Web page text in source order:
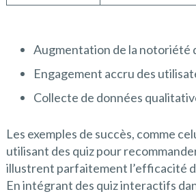
Augmentation de la notoriété
Engagement accru des
Collecte de données
Les exemples de succès, comme
utilisant des quiz pour
illustrent parfaitement l’efficacité
En intégrant des quiz interactifs